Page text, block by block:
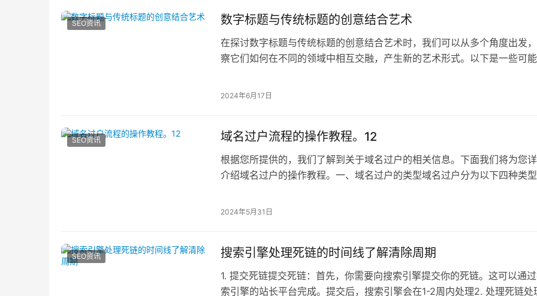
SEO资讯 数字标题与传统标题的创意结合艺术
在探讨数字标题与传统标题的创意结合艺术时，我们可以从多个角度出发
察它们如何在不同的领域中相互交融，产生新的艺术形式。以下是一些可能
2024年6月17日
SEO资讯 域名过户流程的操作教程。12
根据您所提供的，我们了解到关于域名过户的相关信息。下面我们将为您
介绍域名过户的操作教程。一、域名过户的类型域名过户分为以下四种类型
2024年5月31日
SEO资讯 搜索引擎处理死链的时间线了解清除周期
1. 提交死链提交死链：首先，你需要向搜索引擎提交你的死链。这可以通
索引擎的站长平台完成。提交后，搜索引擎会在1-2周内处理2. 处理死链处